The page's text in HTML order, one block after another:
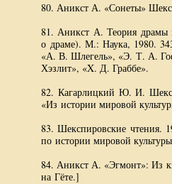
80. Аникст А. «Сонеты»
81. Аникст А. Теория драмы
о драме). М.: Наука, 1980.
«А. В. Шлегель», «Э. Т. А.
Хэзлит», «X. Д. Граббе».
82. Кагарлицкий Ю. И.
«Из истории мировой
83. Шекспировские чтения.
по истории мировой
84. Аникст А. «Эгмонт»: Из
на Гёте.]